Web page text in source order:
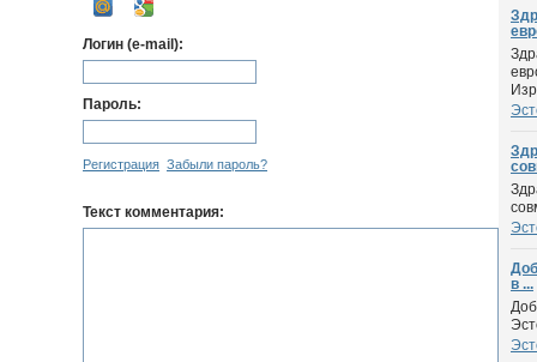
Логин (e-mail):
Пароль:
Регистрация Забыли пароль?
Текст комментария:
в ...